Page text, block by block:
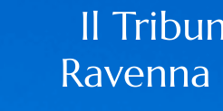
Il